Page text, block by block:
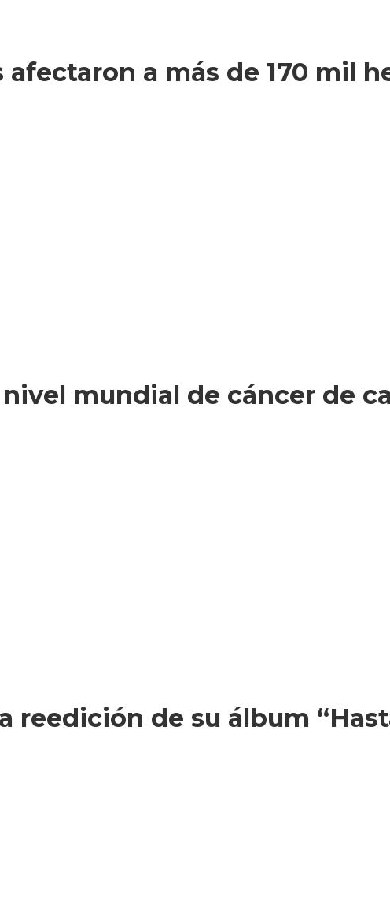
a más de 170 mil
mundial de cáncer de
reedición de su álbum